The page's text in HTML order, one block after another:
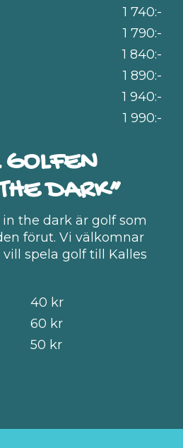
1 740:-
1 790:-
1 840:-
1 890:-
1 940:-
1 990:-
GOLFEN
DARK”
the dark är golf som
förut. Vi välkomnar
spela golf till Kalles
40 kr
60 kr
50 kr